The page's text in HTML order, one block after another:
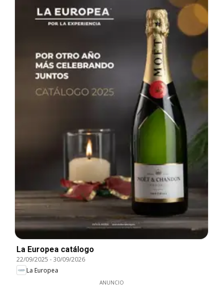
La Europea catálogo
22/09/2025 -30/09/2026
La Europea
ANUNCIO